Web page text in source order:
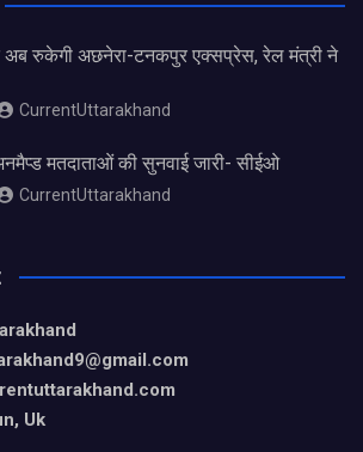
रुकेगी अछनेरा-टनकपुर एक्सप्रेस, रेल मंत्री ने
CurrentUttarakhand
मतदाताओं की सुनवाई जारी- सीईओ
CurrentUttarakhand
@gmail.com
Uk